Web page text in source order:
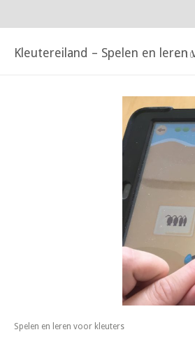
Kleutereiland – Spelen en leren
← 10
Spelen en leren voor kleuters